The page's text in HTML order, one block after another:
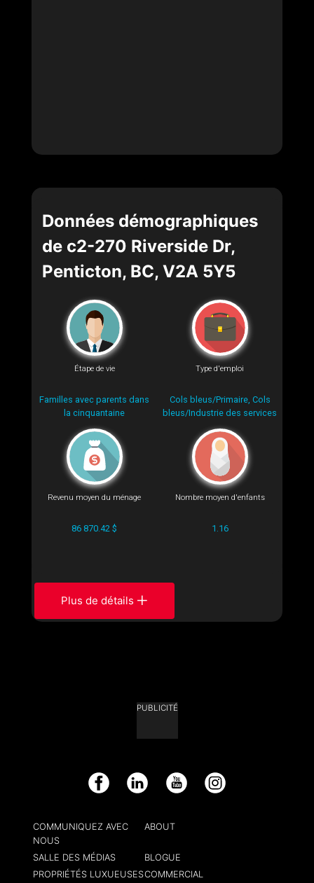
Données démographiques
de c2-270 Riverside Dr,
Penticton, BC, V2A 5Y5
Étape de vie
Familles avec parents dans
la cinquantaine
Type d'emploi
Cols bleus/Primaire, Cols
bleus/Industrie des services
Revenu moyen du ménage
86 870.42 $
Nombre moyen d'enfants
1.16
Plus de détails
PUBLICITÉ
Facebook LinkedIn YouTube Instagram
COMMUNIQUEZ AVEC
NOUS
ABOUT
SALLE DES MÉDIAS
BLOGUE
PROPRIÉTÉS LUXUEUSESCOMMERCIAL